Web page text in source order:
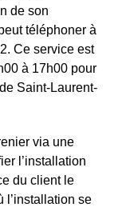
de son
téléphoner à
Ce service est
à 17h00 pour
Saint-Laurent-
via une
l’installation
du client le
l’installation se